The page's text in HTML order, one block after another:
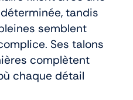
tandis
semblent
Ses talons
complètent
chaque détail